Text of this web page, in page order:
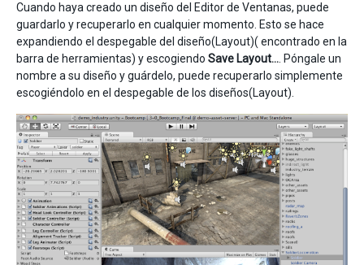
Cuando haya creado un diseño del Editor de Ventanas, puede
guardarlo y recuperarlo en cualquier momento. Esto se hace
expandiendo el despegable del diseño(Layout)( encontrado en la
barra de herramientas) y escogiendo Save Layout…. Póngale un
nombre a su diseño y guárdelo, puede recuperarlo simplemente
escogiéndolo en el despegable de los diseños(Layout).